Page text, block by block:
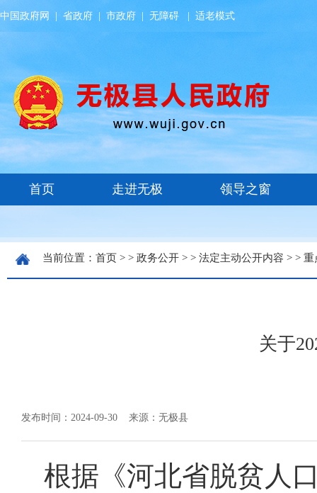
中国政府网 省政府 市政府 无障碍 适老模式
当前位置： 首页 > > 政务公开 > > 法定主动公开内容 > > 重
关于
发布时间：2024-09-30 来源：无极县
根据《河北省脱贫人